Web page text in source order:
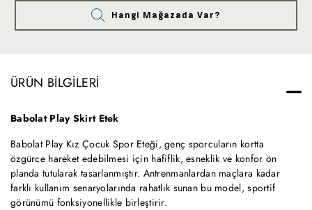
Hangi Mağazada Var?
ÜRÜN BILGILERI
Babolat Play Skirt Etek
Babolat Play Kız Çocuk Spor Eteği, genç sporcuların kortta
özgürce hareket edebilmesi için hafiflik, esneklik ve konfor ön
planda tutularak tasarlanmıştır. Antrenmanlardan maçlara kadar
farklı kullanım senaryolarında rahatlık sunan bu model, sportif
görünümü fonksiyonellikle birleştirir.